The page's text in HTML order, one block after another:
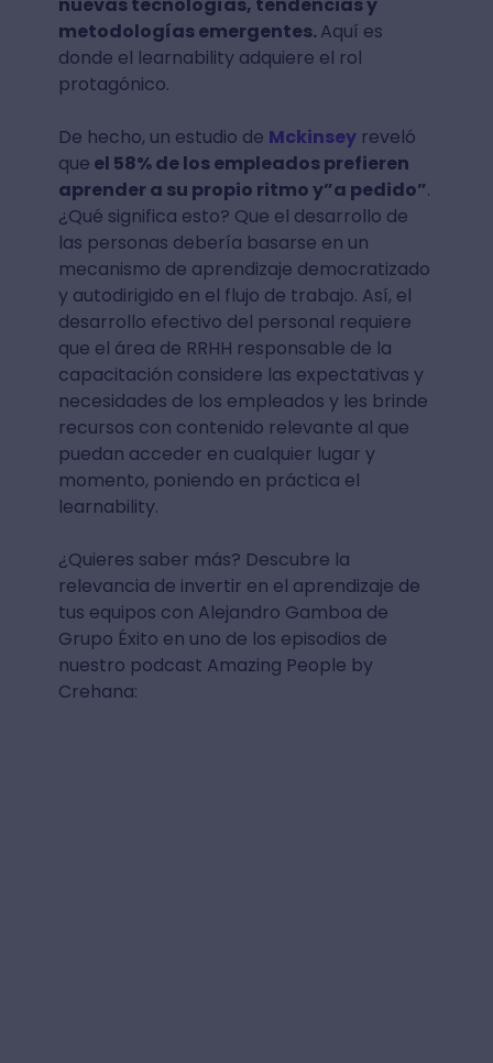
nuevas tecnologías, tendencias y
metodologías emergentes.Aquí es
donde el learnability adquiere el rol
protagónico.
De hecho, un estudio de Mckinseyreveló
que el 58% de los empleados prefieren
aprender a su propio ritmo y”a pedido”.
¿Qué significa esto? Que el desarrollo de
las personas debería basarse en un
mecanismo de aprendizaje democratizado
y autodirigido en el flujo de trabajo. Así, el
desarrollo efectivo del personal requiere
que el área de RRHH responsable de la
capacitación considere las expectativas y
necesidades de los empleados y les brinde
recursos con contenido relevante al que
puedan acceder en cualquier lugar y
momento, poniendo en práctica el
learnability.
¿Quieres saber más? Descubre la
relevancia de invertir en el aprendizaje de
tus equipos con Alejandro Gamboa de
Grupo Éxito en uno de los episodios de
nuestro podcast Amazing People by
Crehana: